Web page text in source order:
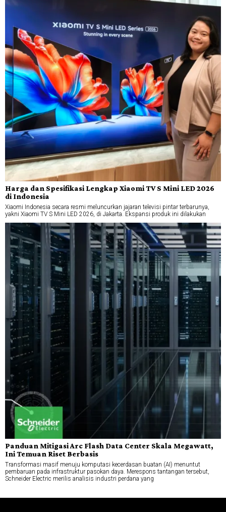
Harga dan Spesifikasi Lengkap Xiaomi TV S Mini LED 2026
di Indonesia
Xiaomi Indonesia secara resmi meluncurkan jajaran televisi pintar terbarunya,
yakni Xiaomi TV S Mini LED 2026, di Jakarta. Ekspansi produk ini dilakukan
Panduan Mitigasi Arc Flash Data Center Skala Megawatt,
Ini Temuan Riset Berbasis
Transformasi masif menuju komputasi kecerdasan buatan (AI) menuntut
pembaruan pada infrastruktur pasokan daya. Merespons tantangan tersebut,
Schneider Electric merilis analisis industri perdana yang